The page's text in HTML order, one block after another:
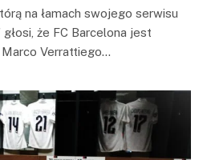
na łamach swojego serwisu
że FC Barcelona jest
Verrattiego…